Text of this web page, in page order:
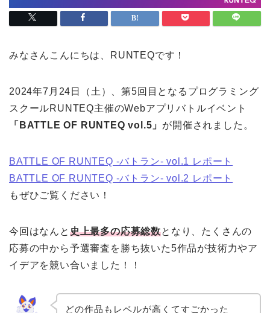
みなさんこんにちは、RUNTEQです！
2024年7月24日（土）、第5回目となるプログラミング
スクールRUNTEQ主催のWebアプリバトルイベント
「BATTLE OF RUNTEQ vol.5」 が開催されました。
BATTLE OF RUNTEQ -バトラン- vol.1 レポート
BATTLE OF RUNTEQ -バトラン- vol.2 レポート
もぜひご覧ください！
今回はなんと 史上最多の応募総数となり、たくさんの
応募の中から予選審査を勝ち抜いた5作品が技術力やア
イデアを競い合いました！！
どの作品もレベルが高くてすごかった